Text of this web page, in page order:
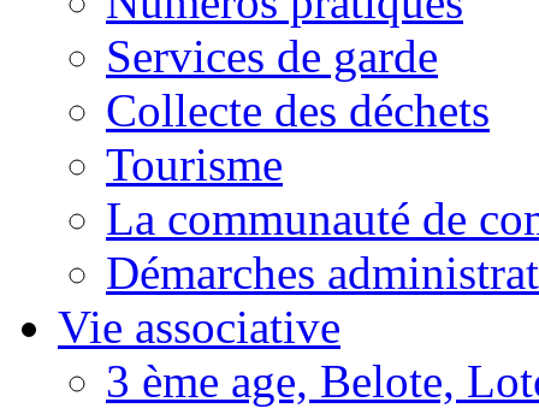
Services de garde
Collecte des déchets
Tourisme
La communauté de
Démarches
Vie associative
3 ème age, Belote,